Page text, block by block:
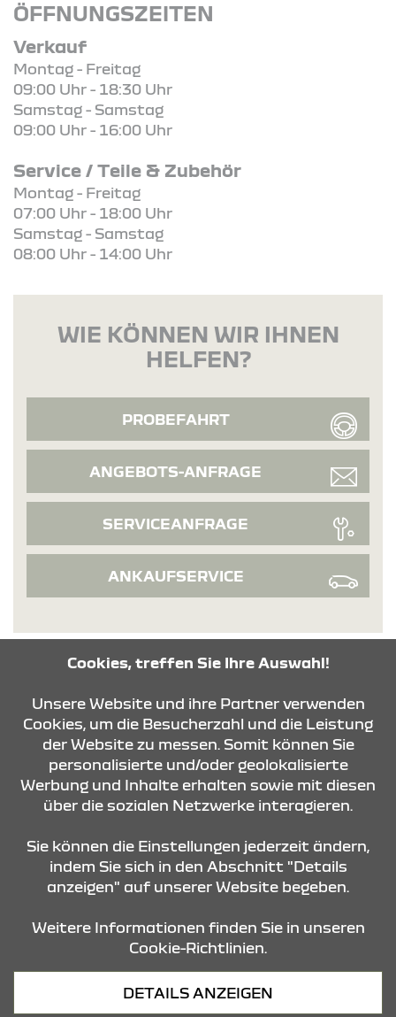
ÖFFNUNGSZEITEN
Verkauf
Montag - Freitag
09:00 Uhr - 18:30 Uhr
Samstag - Samstag
09:00 Uhr - 16:00 Uhr
Service / Teile & Zubehör
Montag - Freitag
07:00 Uhr - 18:00 Uhr
Samstag - Samstag
08:00 Uhr - 14:00 Uhr
WIE KÖNNEN WIR IHNEN
HELFEN?
PROBEFAHRT
ANGEBOTS-ANFRAGE
SERVICEANFRAGE
ANKAUFSERVICE
KONTAKT & ANFAHRT
ÖFFNUNGSZEITEN
STANDORTE
Datenschutz
Cookies, treffen Sie Ihre Auswahl!
Unsere Website und ihre Partner verwenden
Cookies, um die Besucherzahl und die Leistung
der Website zu messen. Somit können Sie
personalisierte und/oder geolokalisierte
Werbung und Inhalte erhalten sowie mit diesen
über die sozialen Netzwerke interagieren.
Sie können die Einstellungen jederzeit ändern,
indem Sie sich in den Abschnitt "Details
anzeigen" auf unserer Website begeben.
Weitere Informationen finden Sie in unseren
Cookie-Richtlinien.
DETAILS ANZEIGEN